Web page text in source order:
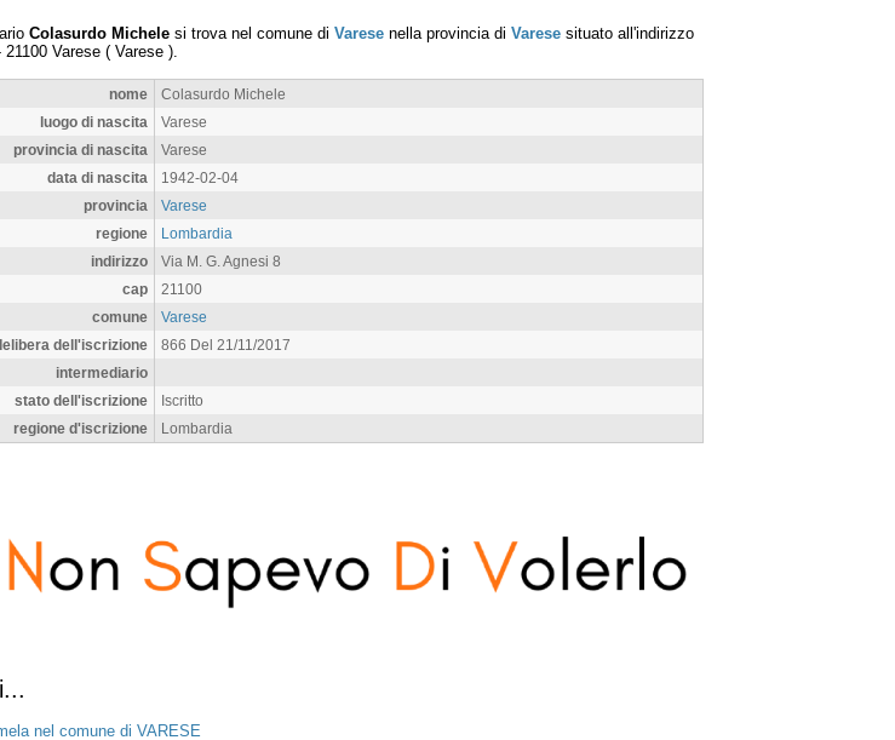
Colasurdo Michele si trova nel comune di Varese nella provincia di Varese situato all'indirizzo
21100 Varese ( Varese ).
nome
Colasurdo Michele
luogo di nascita
Varese
provincia di nascita
Varese
data di nascita
1942-02-04
provincia
Varese
regione
Lombardia
indirizzo
Via M. G. Agnesi 8
cap
21100
comune
Varese
dell'iscrizione
866 Del 21/11/2017
intermediario
stato dell'iscrizione
Iscritto
regione d'iscrizione
Lombardia
nel comune di VARESE